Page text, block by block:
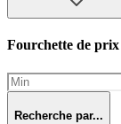
Fourchette de prix
Recherche par...